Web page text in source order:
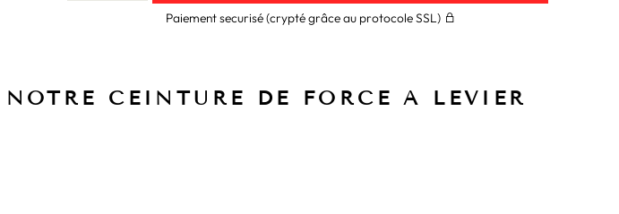
Paiement securisé (crypté grâce au protocole SSL)
CEINTURE DE FORCE A LEVIER